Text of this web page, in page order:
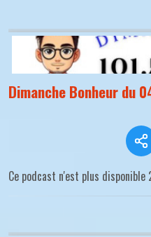
Dimanche Bonheur du
Ce podcast n'est plus